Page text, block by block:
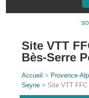
Site VTT
Bès-Serre
Accueil > Provence-
Seyne > Site VTT FFC